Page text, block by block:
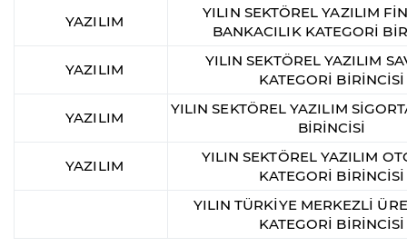
YAZILIM
YILIN SEKTÖREL YAZILIM
BANKACILIK KATEGORİ
YAZILIM
YILIN SEKTÖREL YAZILIM
KATEGORİ BİRİNCİSİ
YAZILIM
YILIN SEKTÖREL YAZILIM
BİRİNCİSİ
YAZILIM
YILIN SEKTÖREL YAZILIM
KATEGORİ BİRİNCİSİ
YILIN TÜRKİYE MERKEZLİ
KATEGORİ BİRİNCİSİ